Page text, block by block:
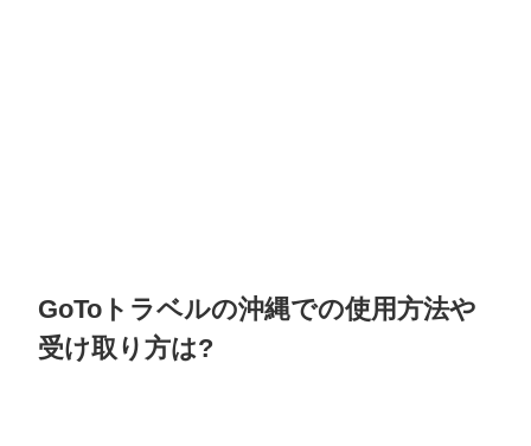
GoToトラベルの沖縄での使用方法や
受け取り方は?